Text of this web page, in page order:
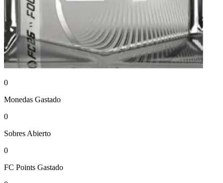
0
Monedas Gastado
0
Sobres Abierto
0
FC Points Gastado